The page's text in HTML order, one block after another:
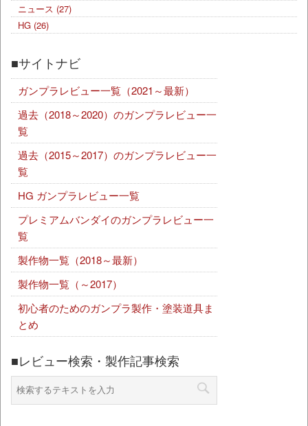
ニュース (27)
HG (26)
■サイトナビ
ガンプラレビュー一覧（2021～最新）
過去（2018～2020）のガンプラレビュー一
覧
過去（2015～2017）のガンプラレビュー一
覧
HG ガンプラレビュー一覧
プレミアムバンダイのガンプラレビュー一
覧
製作物一覧（2018～最新）
製作物一覧（～2017）
初心者のためのガンプラ製作・塗装道具ま
とめ
■レビュー検索・製作記事検索